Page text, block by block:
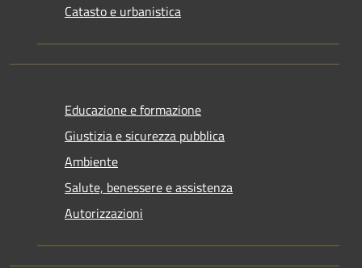
Catasto e urbanistica
Educazione e formazione
Giustizia e sicurezza pubblica
Ambiente
Salute, benessere e assistenza
Autorizzazioni